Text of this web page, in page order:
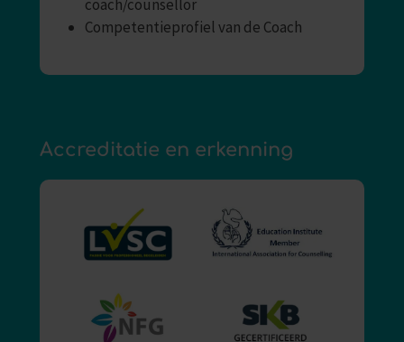
coach/counsellor
Competentieprofiel van de Coach
Accreditatie en erkenning